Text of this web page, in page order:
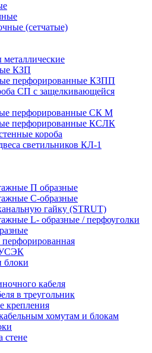
(сетчатые)
КЗП
перфорированные КЗПП
СП с защелкивающейся
перфорированные СК М
перфорированные КСЛК
короба
светильников КЛ-1
П образные
C-образные
гайку (STRUT)
L- образные / перфоуголки
УСЭК
блоки
кабеля
в треугольник
крепления
хомутам и блокам
стене